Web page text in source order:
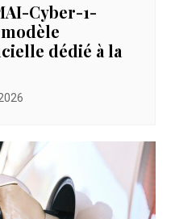
Cyber-1-
dédié à la